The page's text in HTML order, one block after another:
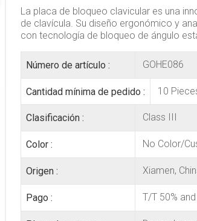
La placa de bloqueo clavicular es una
de clavícula. Su diseño ergonómico y
con tecnología de bloqueo de ángulo
Número de artículo : GOHE086
Cantidad mínima de pedido : 10
Clasificación : Class III
Color : No Color/
Origen : Xiamen,
Pago : T/T 50%